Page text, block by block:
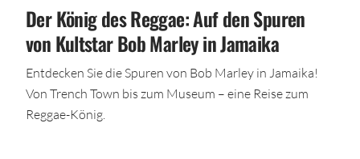
Der König des Reggae: Auf den Spuren
von Kultstar Bob Marley in Jamaika
Entdecken Sie die Spuren von Bob Marley in Jamaika!
Von Trench Town bis zum Museum – eine Reise zum
Reggae-König.